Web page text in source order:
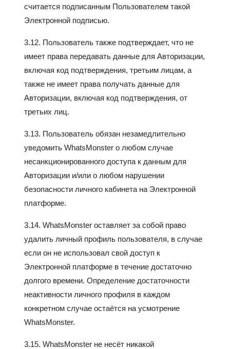
считается подписанным Пользователем такой
Электронной подписью.
3.12. Пользователь также подтверждает, что не
имеет права передавать данные для Авторизации,
включая код подтверждения, третьим лицам, а
также не имеет права получать данные для
Авторизации, включая код подтверждения, от
третьих лиц.
3.13. Пользователь обязан незамедлительно
уведомить WhatsMonster о любом случае
несанкционированного доступа к данным для
Авторизации и/или о любом нарушении
безопасности личного кабинета на Электронной
платформе.
3.14. WhatsMonster оставляет за собой право
удалить личный профиль пользователя, в случае
если он не использовал свой доступ к
Электронной платформе в течение достаточно
долгого времени. Определение достаточности
неактивности личного профиля в каждом
конкретном случае остаётся на усмотрение
WhatsMonster.
3.15. WhatsMonster не несёт никакой